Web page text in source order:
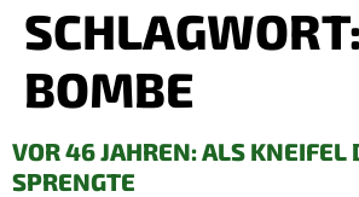
SCHLAGWORT:
BOMBE
VOR 46 JAHREN: ALS KNEIFEL
SPRENGTE